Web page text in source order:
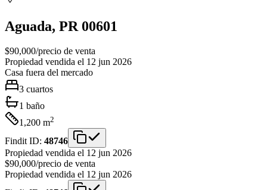
Aguada, PR 00601
$90,000/precio de venta
Propiedad vendida el 12 jun 2026
Casa fuera del mercado
3 cuartos
1 baño
1,200 m2
Findit ID: 48746
Propiedad vendida el 12 jun 2026
$90,000/precio de venta
Propiedad vendida el 12 jun 2026